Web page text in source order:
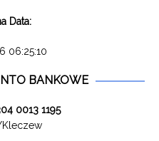
Data:
06:25:10
BANKOWE
0013 1195
Kleczew